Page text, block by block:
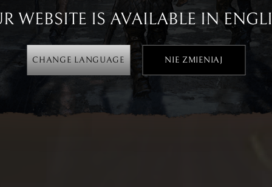
WEBSITE IS AVAILABLE IN
CHANGE LANGUAGE NIE ZMIENIAJ